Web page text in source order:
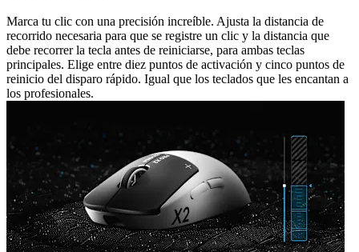
Marca tu clic con una precisión increíble. Ajusta la distancia de
recorrido necesaria para que se registre un clic y la distancia que
debe recorrer la tecla antes de reiniciarse, para ambas teclas
principales. Elige entre diez puntos de activación y cinco puntos de
reinicio del disparo rápido. Igual que los teclados que les encantan a
los profesionales.